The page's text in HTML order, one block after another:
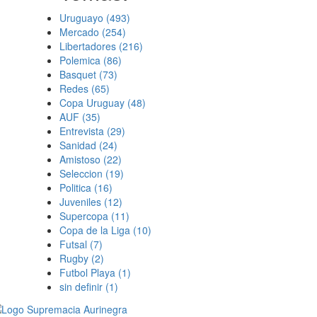
Uruguayo (493)
Mercado (254)
Libertadores (216)
Polemica (86)
Basquet (73)
Redes (65)
Copa Uruguay (48)
AUF (35)
Entrevista (29)
Sanidad (24)
Amistoso (22)
Seleccion (19)
Politica (16)
Juveniles (12)
Supercopa (11)
Copa de la Liga (10)
Futsal (7)
Rugby (2)
Futbol Playa (1)
sin definir (1)